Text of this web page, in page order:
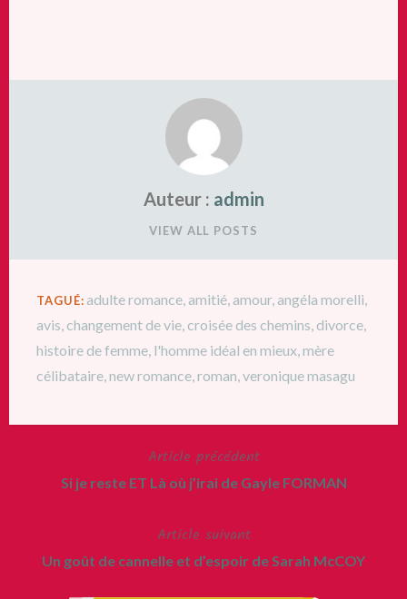
Auteur : admin
VIEW ALL POSTS
TAGUÉ: adulte romance ,amitié ,amour,angéla morelli
avis changement de vie croisée des chemins divorce
histoire de femme l'homme idéal en mieux mère
célibataire new romance roman veronique masagu
Article précédent
Si je reste ET Là où j’irai de Gayle FORMAN
Article suivant
Un goût de cannelle et d’espoir de Sarah McCOY